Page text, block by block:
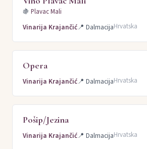
🍇 Plavac Mali
Vinarija Krajančić📍 DalmacijaHrvatska
Opera
Vinarija Krajančić📍 DalmacijaHrvatska
Pošip/Jezina
Vinarija Krajančić📍 DalmacijaHrvatska